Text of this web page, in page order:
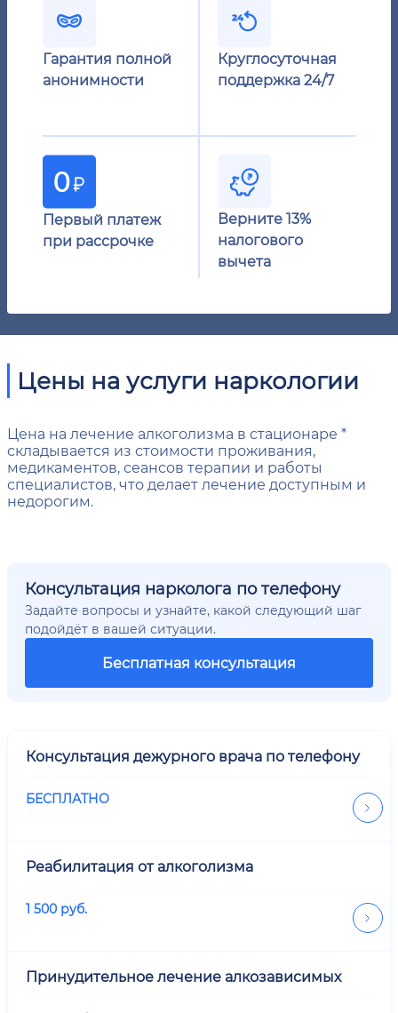
Гарантия полной
анонимности
Круглосуточная
поддержка 24/7
Первый платеж
при рассрочке
Верните 13%
налогового
вычета
Цены на услуги наркологии
Цена на лечение алкоголизма в стационаре *
складывается из стоимости проживания,
медикаментов, сеансов терапии и работы
специалистов, что делает лечение доступным и
недорогим.
Консультация нарколога по телефону
Задайте вопросы и узнайте, какой следующий шаг
подойдёт в вашей ситуации.
Бесплатная консультация
Консультация дежурного врача по телефону
БЕСПЛАТНО
Реабилитация от алкоголизма
1 500 руб.
Принудительное лечение алкозависимых